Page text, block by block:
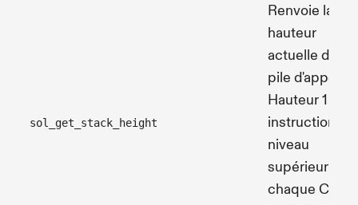
sol_get_stack_height
Renvoie la
hauteur
actuelle de la
pile d'appels.
Hauteur 1 =
instruction de
niveau
supérieur ;
chaque CPI